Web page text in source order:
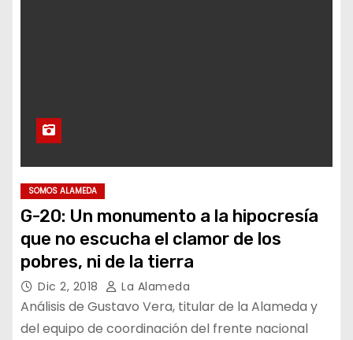
SOMOS ALAMEDA
G-20: Un monumento a la hipocresía
que no escucha el clamor de los
pobres, ni de la tierra
Dic 2, 2018 La Alameda
Análisis de Gustavo Vera, titular de la Alameda y
del equipo de coordinación del frente nacional